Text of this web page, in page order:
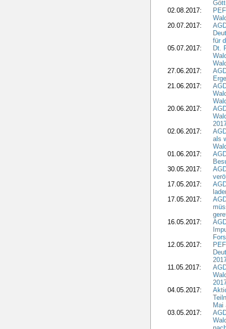
02.08.2017:
20.07.2017:
für
05.07.2017:
Dt.
27.06.2017:
21.06.2017:
20.06.2017:
02.06.2017:
als
01.06.2017:
30.05.2017:
17.05.2017:
17.05.2017:
16.05.2017:
12.05.2017:
11.05.2017:
04.05.2017:
Mai
03.05.2017: